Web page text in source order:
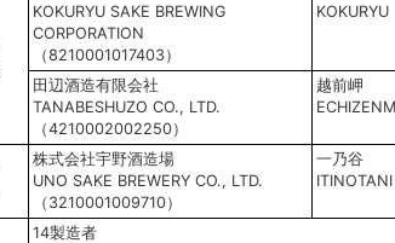
KOKURYU SAKE BREWING
CORPORATION
（8210001017403）
KOKURYU
田辺酒造有限会社
TANABESHUZO CO., LTD.
（4210002002250）
越前岬
株式会社宇野酒造場
UNO SAKE BREWERY CO., LTD.
（3210001009710）
一乃谷
ITINOTANI
14製造者